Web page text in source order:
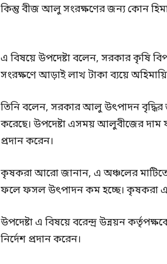
কিন্তু বীজ আলু সংরক্ষণের জন্য কোন
এ বিষয়ে উপদেষ্টা বলেন, সরকার কৃষি
সংরক্ষণে আড়াই লাখ টাকা ব্যয়ে
তিনি বলেন, সরকার আলু উৎপাদন
করেছে। উপদেষ্টা এসময় আলুবীজের দাম
প্রদান করেন।
কৃষকরা আরো জানান, এ অঞ্চলের মাটিতে
ফলে ফসল উৎপাদন কম হচ্ছে। কৃষকরা এ
উপদেষ্টা এ বিষয়ে বরেন্দ্র উন্নয়ন
নির্দেশ প্রদান করেন।